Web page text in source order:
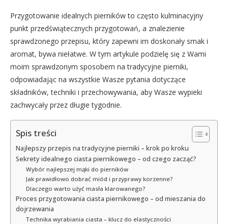
Przygotowanie idealnych pierników to często kulminacyjny
punkt przedświątecznych przygotowań, a znalezienie
sprawdzonego przepisu, który zapewni im doskonały smak i
aromat, bywa niełatwe. W tym artykule podzielę się z Wami
moim sprawdzonym sposobem na tradycyjne pierniki,
odpowiadając na wszystkie Wasze pytania dotyczące
składników, techniki i przechowywania, aby Wasze wypieki
zachwycały przez długie tygodnie.
Spis treści
Najlepszy przepis na tradycyjne pierniki – krok po kroku
Sekrety idealnego ciasta piernikowego – od czego zacząć?
Wybór najlepszej mąki do pierników
Jak prawidłowo dobrać miód i przyprawy korzenne?
Dlaczego warto użyć masła klarowanego?
Proces przygotowania ciasta piernikowego – od mieszania do
dojrzewania
Technika wyrabiania ciasta – klucz do elastyczności